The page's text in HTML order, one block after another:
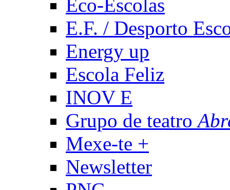
Eco-Escolas
E.F. / Desporto
Energy up
Escola Feliz
INOV E
Grupo de teatro
Mexe-te +
Newsletter